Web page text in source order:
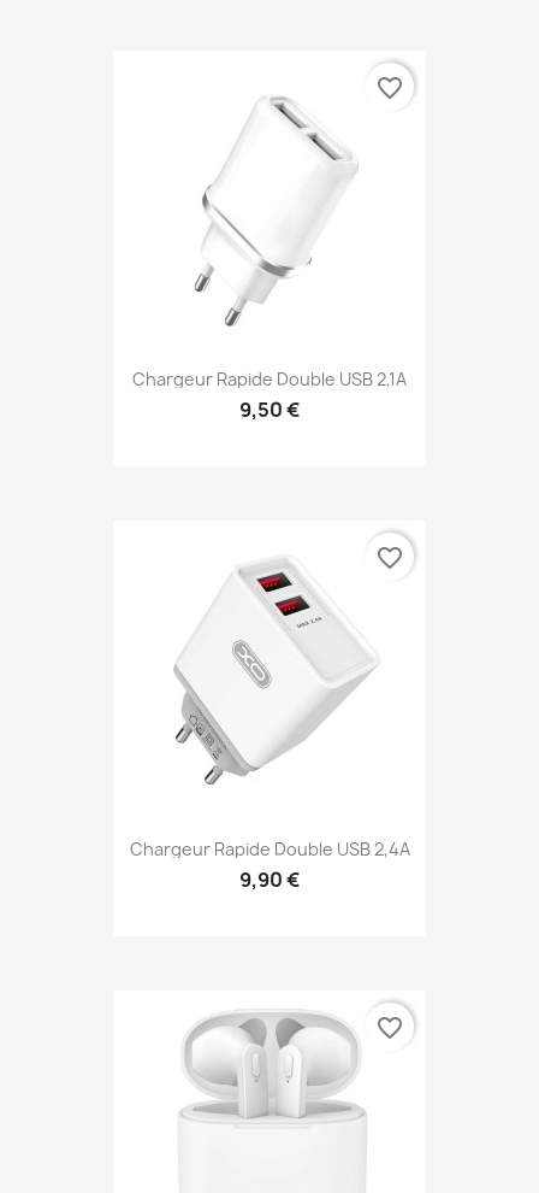
Chargeur Rapide Double USB 2,1A
9,50 €
favorite_border
Chargeur Rapide Double USB 2,4A
9,90 €
favorite_border
favorite_border